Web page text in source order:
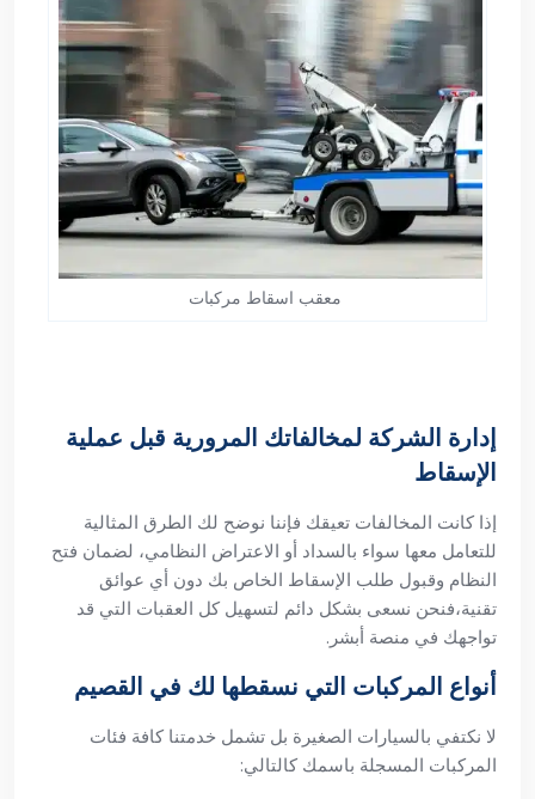
معقب اسقاط مركبات
إدارة الشركة لمخالفاتك المرورية قبل عملية
الإسقاط
إذا كانت المخالفات تعيقك فإننا نوضح لك الطرق المثالية
للتعامل معها سواء بالسداد أو الاعتراض النظامي، لضمان فتح
النظام وقبول طلب الإسقاط الخاص بك دون أي عوائق
تقنية،فنحن نسعى بشكل دائم لتسهيل كل العقبات التي قد
تواجهك في منصة أبشر.
أنواع المركبات التي نسقطها لك في القصيم
لا نكتفي بالسيارات الصغيرة بل تشمل خدمتنا كافة فئات
المركبات المسجلة باسمك كالتالي: